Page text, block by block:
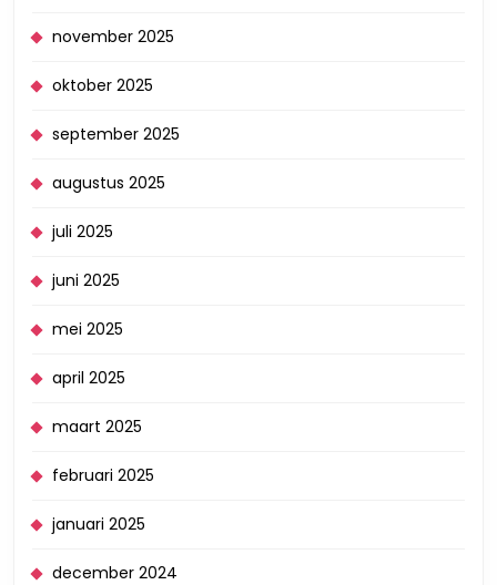
november 2025
oktober 2025
september 2025
augustus 2025
juli 2025
juni 2025
mei 2025
april 2025
maart 2025
februari 2025
januari 2025
december 2024